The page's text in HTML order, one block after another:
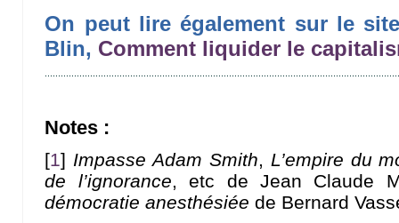
On peut lire également sur le
Blin, Comment liquider le
Notes :
[1] Impasse Adam Smith, L’empire du
de l’ignorance, etc de Jean Claude
démocratie anesthésiée de Bernard